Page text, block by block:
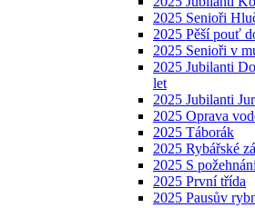
2025 Senioři
2025 Pěší pouť
2025 Senioři v
2025 Jubilanti
let
2025 Jubilanti
2025 Oprava
2025 Táborák
2025 Rybářské
2025 S
2025 První třída
2025 Pausův